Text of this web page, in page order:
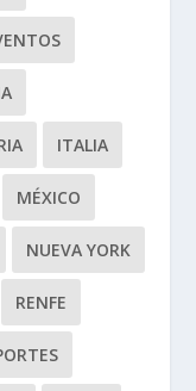
ITALIA
MÉXICO
NUEVA YORK
RENFE